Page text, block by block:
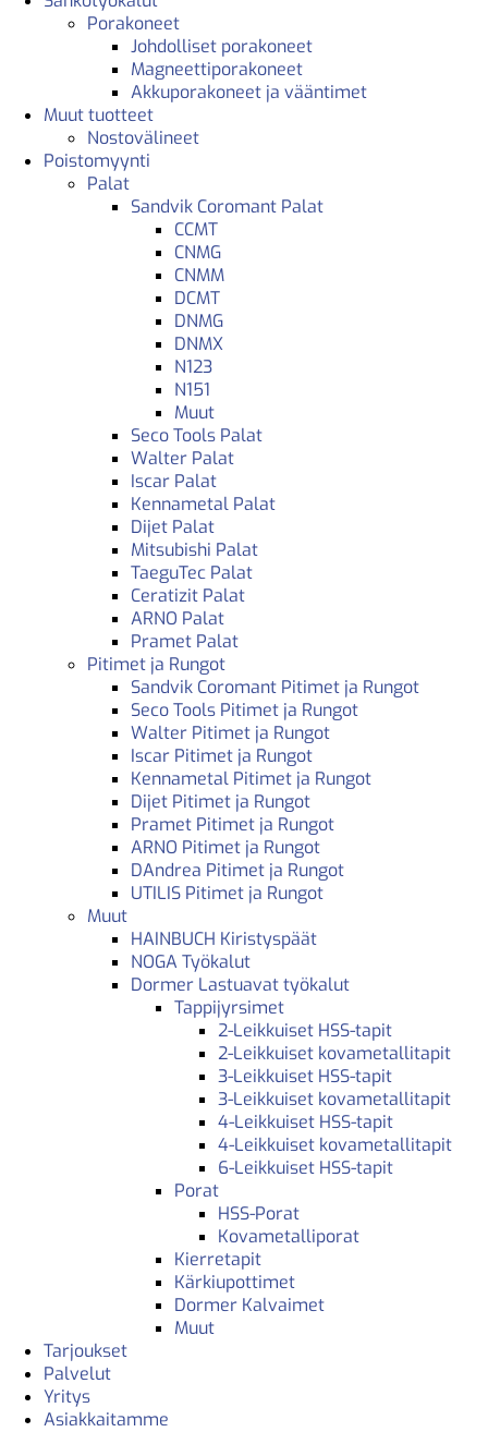
Porakoneet
Johdolliset porakoneet
Magneettiporakoneet
Akkuporakoneet ja vääntimet
Muut tuotteet
Nostovälineet
Poistomyynti
Palat
Sandvik Coromant Palat
CCMT
CNMG
CNMM
DCMT
DNMG
DNMX
N123
N151
Muut
Seco Tools Palat
Walter Palat
Iscar Palat
Kennametal Palat
Dijet Palat
Mitsubishi Palat
TaeguTec Palat
Ceratizit Palat
ARNO Palat
Pramet Palat
Pitimet ja Rungot
Sandvik Coromant Pitimet ja Rungot
Seco Tools Pitimet ja Rungot
Walter Pitimet ja Rungot
Iscar Pitimet ja Rungot
Kennametal Pitimet ja Rungot
Dijet Pitimet ja Rungot
Pramet Pitimet ja Rungot
ARNO Pitimet ja Rungot
DAndrea Pitimet ja Rungot
UTILIS Pitimet ja Rungot
Muut
HAINBUCH Kiristyspäät
NOGA Työkalut
Dormer Lastuavat työkalut
Tappijyrsimet
2-Leikkuiset HSS-tapit
2-Leikkuiset kovametallitapit
3-Leikkuiset HSS-tapit
3-Leikkuiset kovametallitapit
4-Leikkuiset HSS-tapit
4-Leikkuiset kovametallitapit
6-Leikkuiset HSS-tapit
Porat
HSS-Porat
Kovametalliporat
Kierretapit
Kärkiupottimet
Dormer Kalvaimet
Muut
Tarjoukset
Palvelut
Yritys
Asiakkaitamme